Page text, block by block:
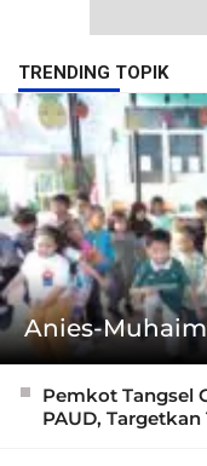
TRENDING TOPIK
Anies-
Pemkot Tangsel
PAUD, Targetkan